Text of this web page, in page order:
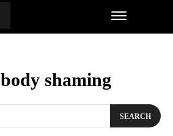
body shaming
SEARCH